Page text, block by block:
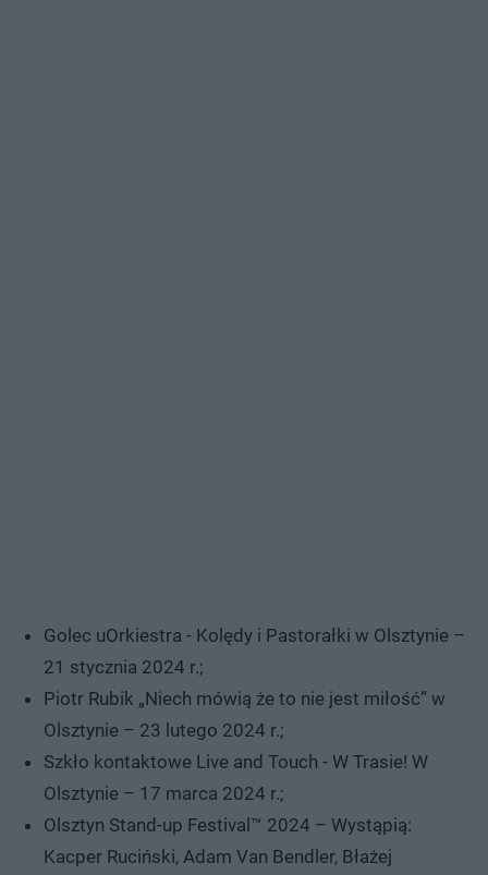
Golec uOrkiestra - Kolędy i Pastorałki w Olsztynie –
21 stycznia 2024 r.;
Piotr Rubik „Niech mówią że to nie jest miłość” w
Olsztynie – 23 lutego 2024 r.;
Szkło kontaktowe Live and Touch - W Trasie! W
Olsztynie – 17 marca 2024 r.;
Olsztyn Stand-up Festival™ 2024 – Wystąpią:
Kacper Ruciński, Adam Van Bendler, Błażej